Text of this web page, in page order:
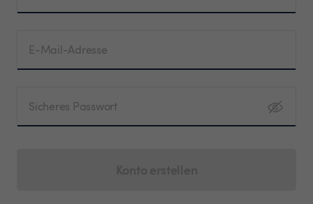
E-Mail-Adresse
Sicheres Passwort